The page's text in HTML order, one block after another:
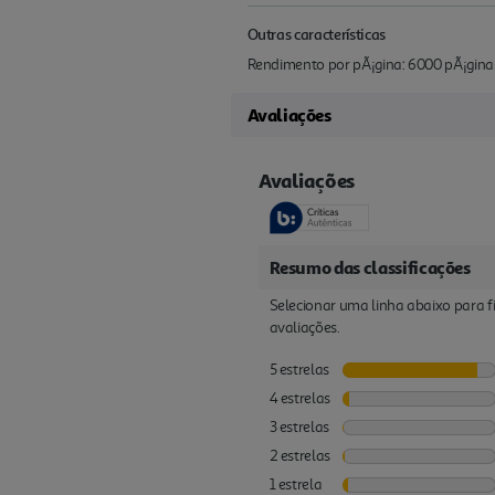
Outras características
Rendimento por pÃ¡gina: 6000
Avaliações